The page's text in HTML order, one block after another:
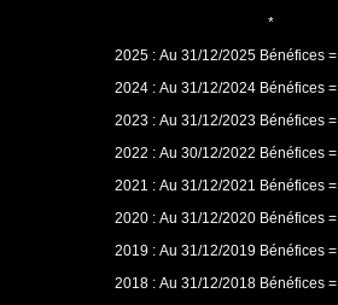
*
2025 : Au 31/12/2025 Bénéfices =
2024 : Au 31/12/2024 Bénéfices =
2023 : Au 31/12/2023 Bénéfices =
2022 : Au 30/12/2022 Bénéfices =
2021 : Au 31/12/2021 Bénéfices =
2020 : Au 31/12/2020 Bénéfices =
2019 : Au 31/12/2019 Bénéfices =
2018 : Au 31/12/2018 Bénéfices =